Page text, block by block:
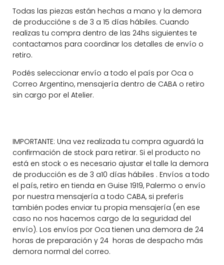
Todas las piezas están hechas a mano y la demora
de produccióne s de 3 a 15 días hábiles. Cuando
realizas tu compra dentro de las 24hs siguientes te
contactamos para coordinar los detalles de envío o
retiro.
Podés seleccionar envío a todo el país por Oca o
Correo Argentino, mensajería dentro de CABA o retiro
sin cargo por el Atelier.
IMPORTANTE: Una vez realizada tu compra aguardá la
confirmación de stock para retirar. Si el producto no
está en stock o es necesario ajustar el talle la demora
de producción es de 3 a10 días hábiles . Envíos a todo
el país, retiro en tienda en Guise 1919, Palermo o envío
por nuestra mensajería a todo CABA, si preferís
también podes enviar tu propia mensajería (en ese
caso no nos hacemos cargo de la seguridad del
envío). Los envíos por Oca tienen una demora de 24
horas de preparación y 24 horas de despacho más
demora normal del correo.